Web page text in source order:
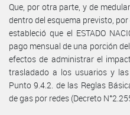
Que, por otra parte, y de
dentro del esquema previsto,
estableció que el ESTADO
pago mensual de una porción
efectos de administrar el
trasladado a los usuarios y
Punto 9.4.2. de las Reglas
de gas por redes (Decreto